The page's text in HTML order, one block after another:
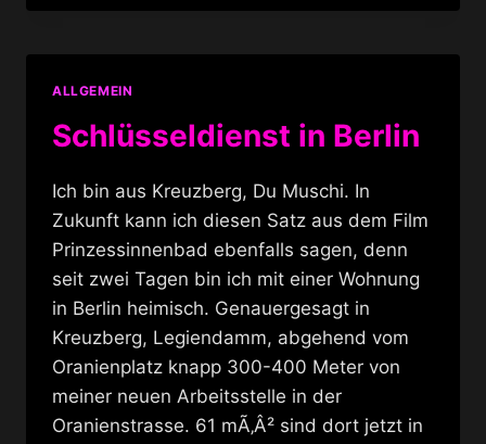
–
BRUT
ALLGEMEIN
Schlüsseldienst in Berlin
Ich bin aus Kreuzberg, Du Muschi. In
Zukunft kann ich diesen Satz aus dem Film
Prinzessinnenbad ebenfalls sagen, denn
seit zwei Tagen bin ich mit einer Wohnung
in Berlin heimisch. Genauergesagt in
Kreuzberg, Legiendamm, abgehend vom
Oranienplatz knapp 300-400 Meter von
meiner neuen Arbeitsstelle in der
Oranienstrasse. 61 mÃ‚Â² sind dort jetzt in